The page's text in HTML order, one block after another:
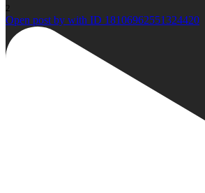
2
Open post by with ID 18106962551324420